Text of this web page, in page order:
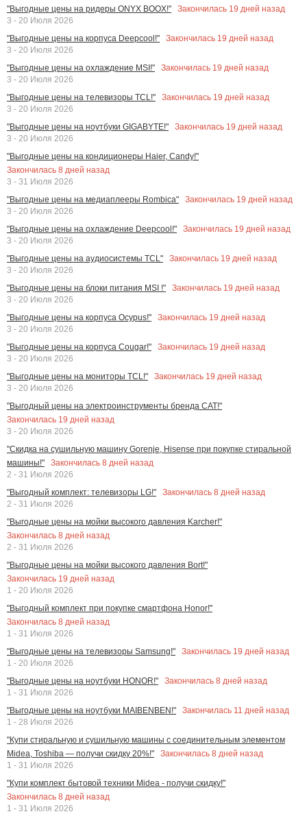
"Выгодные цены на ридеры ONYX BOOX!"
Закончилась 19 дней назад
3 - 20 Июля 2026
"Выгодные цены на корпуса Deepcool!"
Закончилась 19 дней назад
3 - 20 Июля 2026
"Выгодные цены на охлаждение MSI!"
Закончилась 19 дней назад
3 - 20 Июля 2026
"Выгодные цены на телевизоры TCL!"
Закончилась 19 дней назад
3 - 20 Июля 2026
"Выгодные цены на ноутбуки GIGABYTE!"
Закончилась 19 дней назад
3 - 20 Июля 2026
"Выгодные цены на кондиционеры Haier, Candy!"
Закончилась 8 дней назад
3 - 31 Июля 2026
"Выгодные цены на медиаплееры Rombica"
Закончилась 19 дней назад
3 - 20 Июля 2026
"Выгодные цены на охлаждение Deepcool!"
Закончилась 19 дней назад
3 - 20 Июля 2026
"Выгодные цены на аудиосистемы TCL"
Закончилась 19 дней назад
3 - 20 Июля 2026
"Выгодные цены на блоки питания MSI !"
Закончилась 19 дней назад
3 - 20 Июля 2026
"Выгодные цены на корпуса Ocypus!"
Закончилась 19 дней назад
3 - 20 Июля 2026
"Выгодные цены на корпуса Cougar!"
Закончилась 19 дней назад
3 - 20 Июля 2026
"Выгодные цены на мониторы TCL!"
Закончилась 19 дней назад
3 - 20 Июля 2026
"Выгодный цены на электроинструменты бренда CAT!"
Закончилась 19 дней назад
3 - 20 Июля 2026
"Скидка на сушильную машину Gorenje, Hisense при покупке стиральной
машины!"
Закончилась 8 дней назад
2 - 31 Июля 2026
"Выгодный комплект: телевизоры LG!"
Закончилась 8 дней назад
2 - 31 Июля 2026
"Выгодные цены на мойки высокого давления Karcher!"
Закончилась 8 дней назад
2 - 31 Июля 2026
"Выгодные цены на мойки высокого давления Bort!"
Закончилась 19 дней назад
1 - 20 Июля 2026
"Выгодный комплект при покупке смартфона Honor!"
Закончилась 8 дней назад
1 - 31 Июля 2026
"Выгодные цены на телевизоры Samsung!"
Закончилась 19 дней назад
1 - 20 Июля 2026
"Выгодные цены на ноутбуки HONOR!"
Закончилась 8 дней назад
1 - 31 Июля 2026
"Выгодные цены на ноутбуки MAIBENBEN!"
Закончилась 11 дней назад
1 - 28 Июля 2026
"Купи стиральную и сушильную машины с соединительным элементом
Midea, Toshiba — получи скидку 20%!"
Закончилась 8 дней назад
1 - 31 Июля 2026
"Купи комплект бытовой техники Midea - получи скидку!"
Закончилась 8 дней назад
1 - 31 Июля 2026